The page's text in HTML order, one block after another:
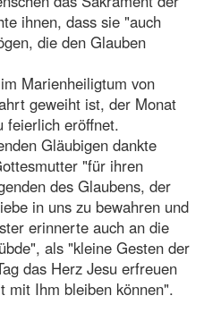
ihnen, dass sie "auch
die den Glauben
Marienheiligtum von
geweiht ist, der Monat
feierlich eröffnet.
Gläubigen dankte
"für ihren
des Glaubens, der
in uns zu bewahren und
erinnerte auch an die
als "kleine Gesten der
das Herz Jesu erfreuen
mit Ihm bleiben können".